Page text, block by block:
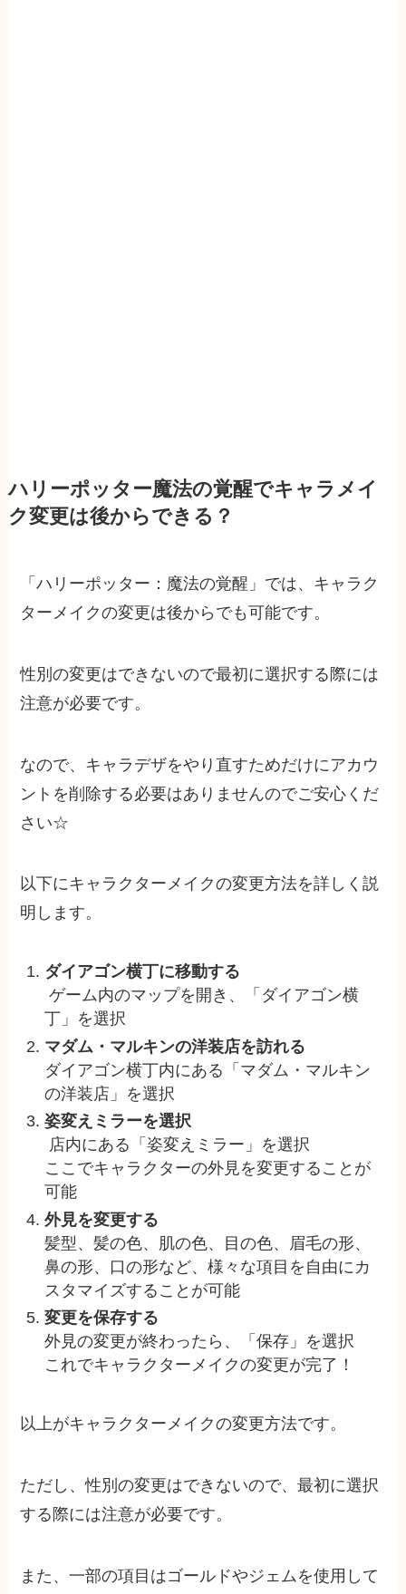
ハリーポッター魔法の覚醒でキャラメイ
ク変更は後からできる？
「ハリーポッター：魔法の覚醒」では、キャラク
ターメイクの変更は後からでも可能です。
性別の変更はできないので最初に選択する際には
注意が必要です。
なので、キャラデザをやり直すためだけにアカウ
ントを削除する必要はありませんのでご安心くだ
さい☆
以下にキャラクターメイクの変更方法を詳しく説
明します。
ダイアゴン横丁に移動する
ゲーム内のマップを開き、「ダイアゴン横
丁」を選択
マダム・マルキンの洋装店を訪れる
ダイアゴン横丁内にある「マダム・マルキン
の洋装店」を選択
姿変えミラーを選択
店内にある「姿変えミラー」を選択
ここでキャラクターの外見を変更することが
可能
外見を変更する
髪型、髪の色、肌の色、目の色、眉毛の形、
鼻の形、口の形など、様々な項目を自由にカ
スタマイズすることが可能
変更を保存する
外見の変更が終わったら、「保存」を選択
これでキャラクターメイクの変更が完了！
以上がキャラクターメイクの変更方法です。
ただし、性別の変更はできないので、最初に選択
する際には注意が必要です。
また、一部の項目はゴールドやジェムを使用して